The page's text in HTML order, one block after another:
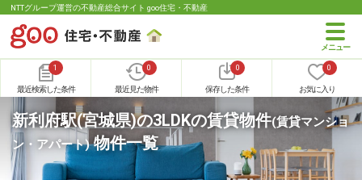
NTTグループ運営の不動産総合サイト goo住宅・不動産
1
最近検索した条件
0
最近見た物件
0
保存した条件
0
お気に入り
新利府駅(宮城県)の3LDKの賃貸物件(賃貸マンショ
ン・アパート)物件一覧